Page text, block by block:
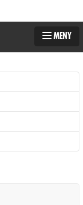
MENY